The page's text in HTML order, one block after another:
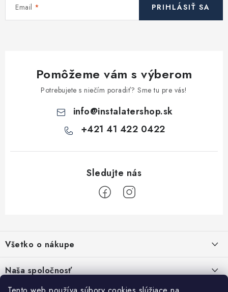
Email PRIHLÁSIŤ SA
Pomôžeme vám s výberom
Potrebujete s niečím poradiť? Sme tu pre vás!
info@instalatershop.sk
+421 41 422 0422
p
ä
t
Všetko o nákupe
Kontakty
Naša spoločnosť